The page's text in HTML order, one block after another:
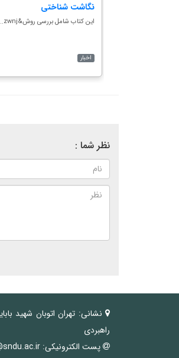
نگاشت شناختی
‌‌‌‌‌‌‌این کتاب شامل بررسی روش&zwnj...
اخبار
نظر شما :
نشانی: تهران اتوبان شهید
راهبردی
پست الکترونیکی: